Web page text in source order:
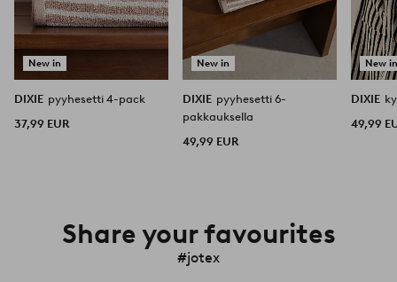
New in
DIXIE pyyhesetti 4-pack
37,99 EUR
New in
DIXIE pyyhesetti 6-
pakkauksella
49,99 EUR
New
DIXIE
49,99
Share your favourites
#jotex